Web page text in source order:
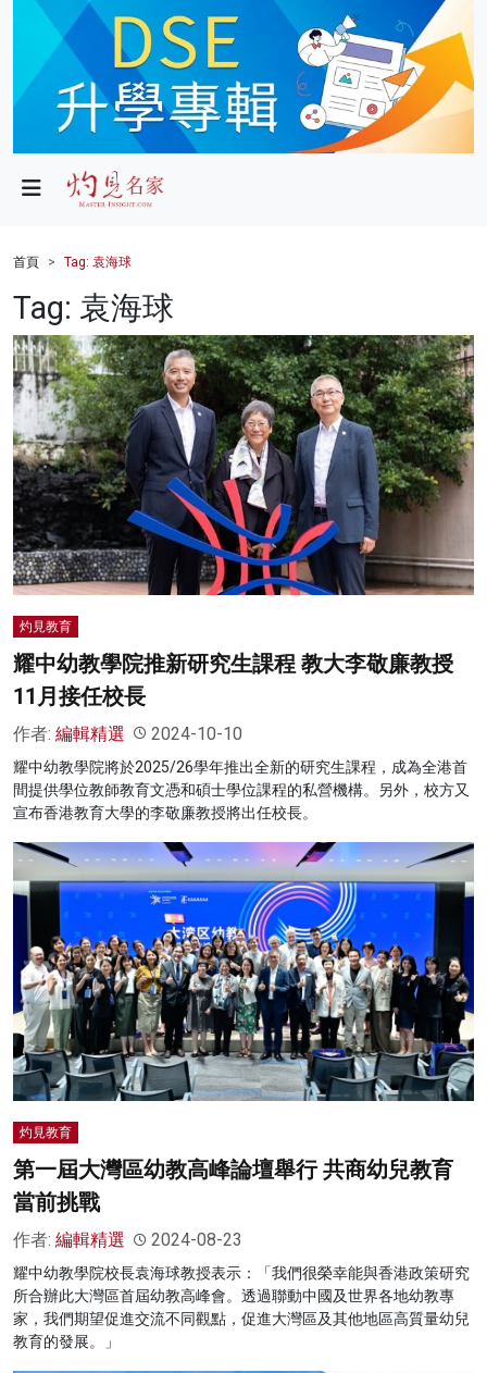
政局
財經
健康
商業
科技
影片
名家榜
灼見活動
首頁 Tag: 袁海球
Tag: 袁海球
灼見教育
耀中幼教學院推新研究生課程 教大李敬廉教授
11月接任校長
作者: 編輯精選 2024-10-10
耀中幼教學院將於2025/26學年推出全新的研究生課程，成為全港首
間提供學位教師教育文憑和碩士學位課程的私營機構。另外，校方又
宣布香港教育大學的李敬廉教授將出任校長。
灼見教育
第一屆大灣區幼教高峰論壇舉行 共商幼兒教育
當前挑戰
作者: 編輯精選 2024-08-23
耀中幼教學院校長袁海球教授表示：「我們很榮幸能與香港政策研究
所合辦此大灣區首屆幼教高峰會。透過聯動中國及世界各地幼教專
家，我們期望促進交流不同觀點，促進大灣區及其他地區高質量幼兒
教育的發展。」